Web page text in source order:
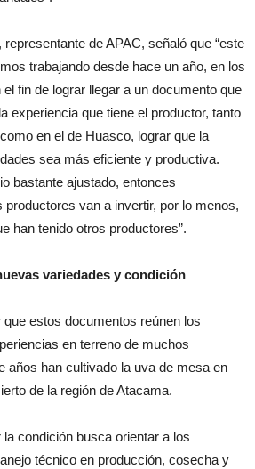
representante de APAC, señaló que “este
trabajando desde hace un año, en los
fin de lograr llegar a un documento que
experiencia que tiene el productor, tanto
en el de Huasco, lograr que la
sea más eficiente y productiva.
bastante ajustado, entonces
van a invertir, por lo menos,
han tenido otros productores”.
variedades y condición
estos documentos reúnen los
en terreno de muchos
años han cultivado la uva de mesa en
de la región de Atacama.
condición busca orientar a los
técnico en producción, cosecha y